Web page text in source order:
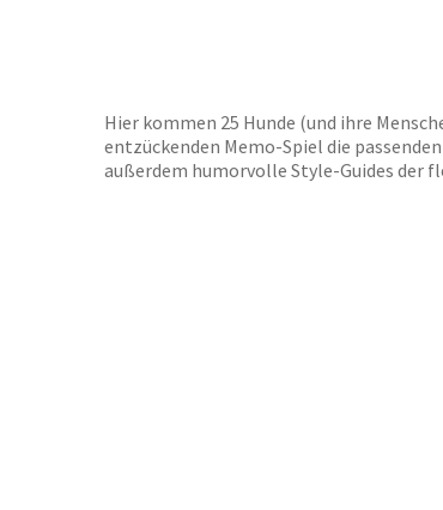
Hier kommen 25 Hunde (und ihre
entzückenden Memo-Spiel die
außerdem humorvolle Style-Guides der